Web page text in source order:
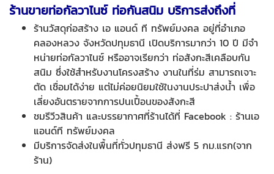
ร้านขายท่อกัลวาไนซ์ ท่อกันสนิม บริการส่งถึงที่
ร้านวัสดุก่อสร้าง เอ แอนด์ ที ทรัพย์มงคล อยู่ที่อำเภอ
คลองหลวง จังหวัดปทุมธานี เปิดบริการมากว่า 10 ปี มีจำ
หน่ายท่อกัลวาไนซ์ หรืออาจเรียกว่า ท่อสังกะสีเคลือบกัน
สนิม ซึ่งใช้สำหรับงานโครงสร้าง งานในที่ร่ม สามารถเจาะ
ตัด เชื่อมได้ง่าย แต่ไม่ค่อยนิยมใช้ในงานประปาส่งน้ำ เพื่อ
เลี่ยงอันตรายจากการปนเปื้อนของสังกะสี
ชมรีวีวสินค้า และบรรยากาศที่ร้านได้ที่ Facebook : ร้านเอ
แอนด์ที ทรัพย์มงคล
มีบริการจัดส่งในพื้นที่ทั่วปทุมธานี ส่งฟรี 5 กม.แรก(จาก
ร้าน)